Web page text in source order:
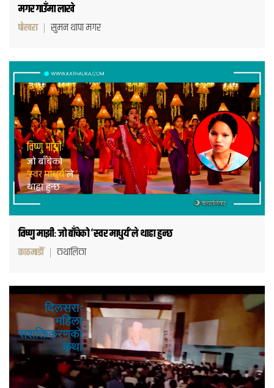
मगर गाउँमा लाखे
पोखरा सुमन थापा मगर
विष्णु माझीः जो बाँचेको ‘स्वर माधुर्य’ले थाहा हुन्छ
काठमाडौं कथालिका